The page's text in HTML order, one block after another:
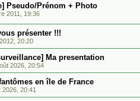
Pseudo/Prénom + Photo
2011, 19:36
présenter !!!
20:20
Ma presentation
2026, 20:54
en île de France
2026, 20:41